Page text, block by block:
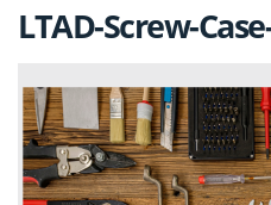
LTAD-Screw-